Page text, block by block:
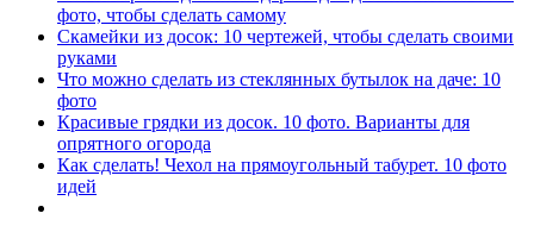
фото, чтобы сделать самому
Скамейки из досок: 10 чертежей, чтобы сделать своими
руками
Что можно сделать из стеклянных бутылок на даче: 10
фото
Красивые грядки из досок. 10 фото. Варианты для
опрятного огорода
Как сделать! Чехол на прямоугольный табурет. 10 фото
идей